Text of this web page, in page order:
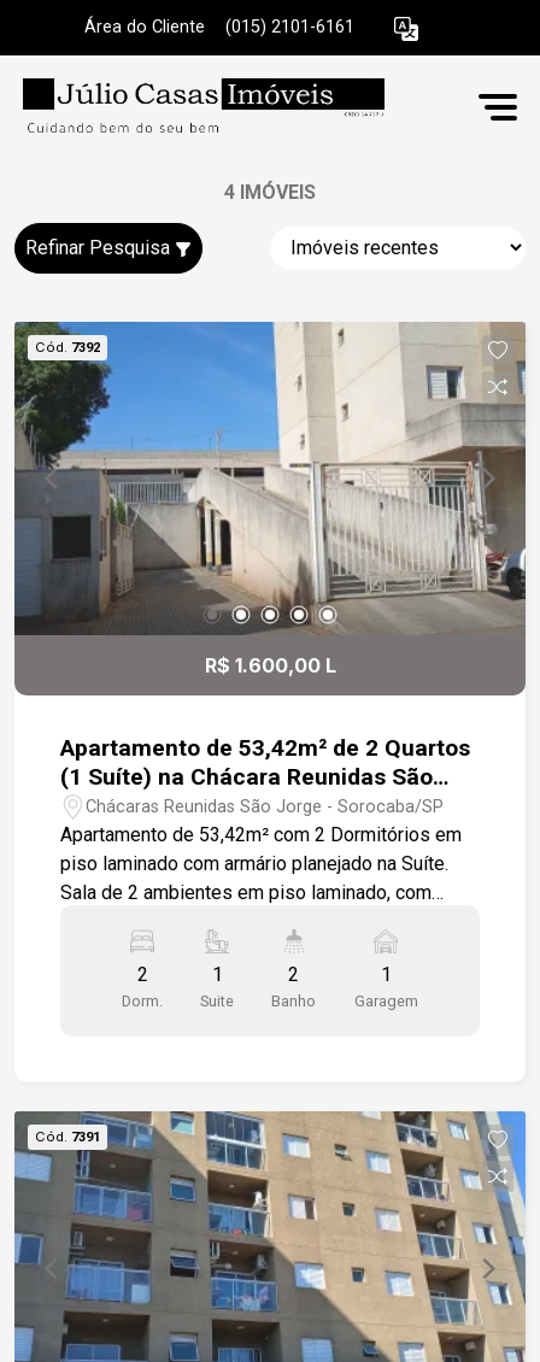
Área do Cliente (015) 2101-6161
4 IMÓVEIS
Refinar Pesquisa
Cód. 7392
R$ 1.600,00 L
Apartamento de 53,42m² de 2 Quartos
(1 Suíte) na Chácara Reunidas São
Jorge
Chácaras Reunidas São Jorge - Sorocaba/SP
Apartamento de 53,42m² com 2 Dormitórios em
piso laminado com armário planejado na Suíte.
Sala de 2 ambientes em piso laminado, com
gabinete. Banheiro Social 1 Vaga de Garagem
Coberta Janelas com tela de proteção
Condomínio conta com Portaria Virtual, Espaço de
2
Dorm.
1
Suite
2
Banho
1
Garagem
Cód. 7391